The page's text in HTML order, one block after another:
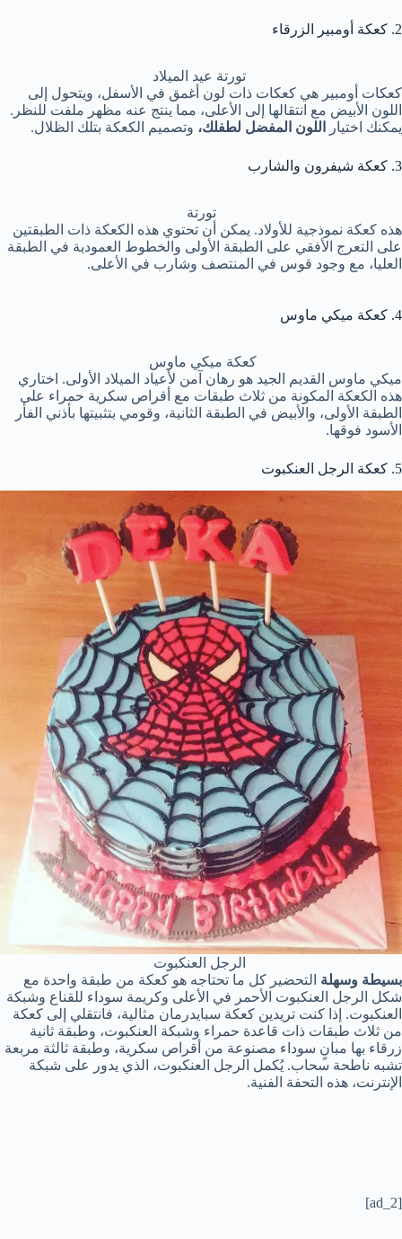
2. كعكة أومبير الزرقاء
تورتة عيد الميلاد
كعكات أومبير هي كعكات ذات لون أغمق في الأسفل، ويتحول إلى
اللون الأبيض مع انتقالها إلى الأعلى، مما ينتج عنه مظهر ملفت للنظر.
يمكنك اختيار
اللون المفضل لطفلك، وتصميم الكعكة بتلك الظلال.
3. كعكة شيفرون والشارب
تورتة
هذه كعكة نموذجية للأولاد. يمكن أن تحتوي هذه الكعكة ذات الطبقتين
على التعرج الأفقي على الطبقة الأولى والخطوط العمودية في الطبقة
العليا، مع وجود قوس في المنتصف وشارب في الأعلى.
4. كعكة ميكي ماوس
كعكة ميكي ماوس
ميكي ماوس القديم الجيد هو رهان آمن لأعياد الميلاد الأولى. اختاري
هذه الكعكة المكونة من ثلاث طبقات مع أقراص سكرية حمراء على
الطبقة الأولى، والأبيض في الطبقة الثانية، وقومي بتثبيتها بأذني الفأر
الأسود فوقها.
5. كعكة الرجل العنكبوت
الرجل العنكبوت
بسيطة وسهلة التحضير كل ما تحتاجه هو كعكة من طبقة واحدة مع
شكل الرجل العنكبوت الأحمر في الأعلى وكريمة سوداء للقناع وشبكة
العنكبوت. إذا كنت تريدين كعكة سبايدرمان مثالية، فانتقلي إلى كعكة
من ثلاث طبقات ذات قاعدة حمراء وشبكة العنكبوت، وطبقة ثانية
زرقاء بها مبانٍ سوداء مصنوعة من أقراص سكرية، وطبقة ثالثة مربعة
تشبه ناطحة سحاب. يُكمل الرجل العنكبوت، الذي يدور على شبكة
الإنترنت، هذه التحفة الفنية.
[ad_2]